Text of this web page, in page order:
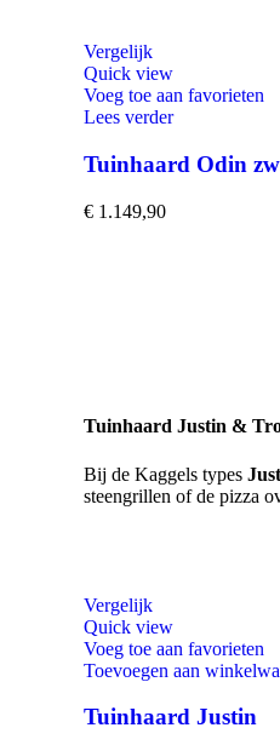
Vergelijk
Quick view
Voeg toe aan favorieten
Lees verder
Tuinhaard Odin
€ 1.149,90
Tuinhaard Justin &
Bij de Kaggels types
steengrillen of de pizza
Vergelijk
Quick view
Voeg toe aan favorieten
Toevoegen aan
Tuinhaard Justin